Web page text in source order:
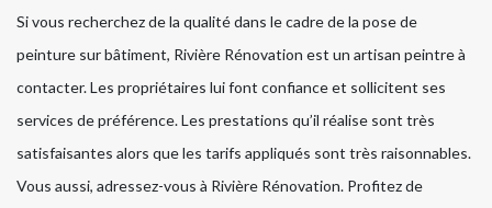
Si vous recherchez de la qualité dans le cadre de la pose de
peinture sur bâtiment, Rivière Rénovation est un artisan peintre à
contacter. Les propriétaires lui font confiance et sollicitent ses
services de préférence. Les prestations qu’il réalise sont très
satisfaisantes alors que les tarifs appliqués sont très raisonnables.
Vous aussi, adressez-vous à Rivière Rénovation. Profitez de